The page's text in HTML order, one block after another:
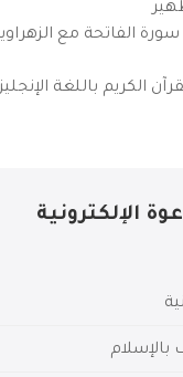
الفاتحة مع
الكريم باللغة
الإلكترونية
بالإسلام